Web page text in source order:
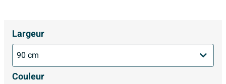
Largeur
Couleur